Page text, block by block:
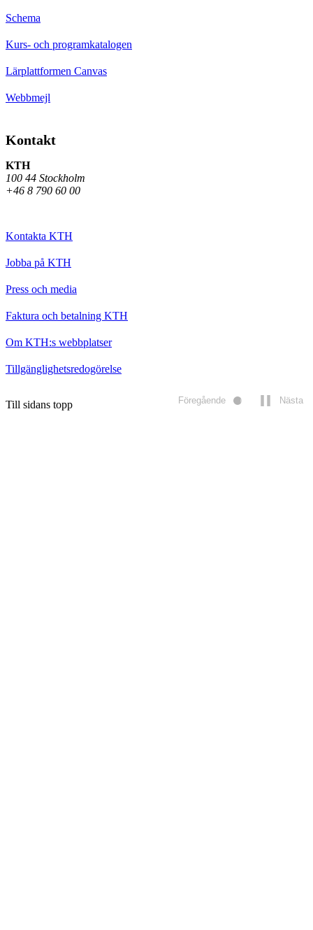
Föregående
Nästa
Schema
Kurs- och programkatalogen
Lärplattformen Canvas
Webbmejl
Kontakt
KTH
100 44 Stockholm
+46 8 790 60 00
Kontakta KTH
Jobba på KTH
Press och media
Faktura och betalning KTH
Om KTH:s webbplatser
Tillgänglighetsredogörelse
Till sidans topp